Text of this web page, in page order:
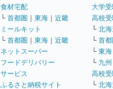
食材宅配
└ 首都圏 ｜ 東海 ｜ 近畿
ミールキット
└ 首都圏 ｜ 東海 ｜ 近畿
ネットスーパー
フードデリバリー
サービス
ふるさと納税サイト
大学
高校
└ 北海
└ 首都
└ 東海
└ 九
高校
└ 北海